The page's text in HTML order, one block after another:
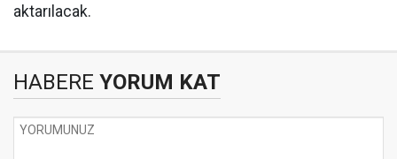
aktarılacak.
HABERE YORUM KAT